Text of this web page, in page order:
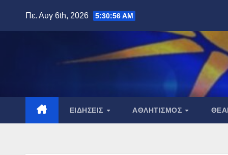
Πε. Αυγ 6th, 2026 5:30:57 AM
ΕΙΔΉΣΕΙΣ ΑΘΛΗΤΙΣΜΌΣ